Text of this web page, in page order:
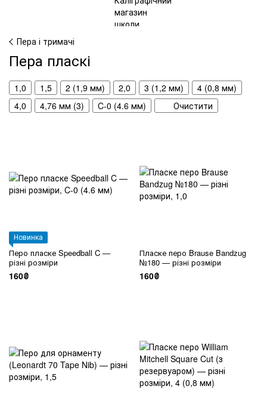
Пера і тримачі
Пера пласкі
1,0 1,5 2 (1,9 мм) 2,0 3 (1,2 мм)
4 (0,8 мм)
4,0
4,76 мм (3) C-0 (4.6 мм) Очистити
Новинка
Перо пласке Speedball C —
різні розміри
160₴
Пласке перо Brause Bandzug
№180 — різні розміри
160₴